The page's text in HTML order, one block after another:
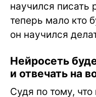
научился писать
теперь мало кто
он научился
Нейросеть
и отвечать на
Судя по тому, что